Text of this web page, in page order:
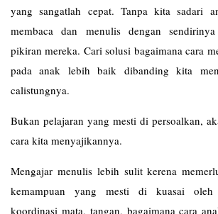
yang sangatlah cepat. Tanpa kita sadari
membaca dan menulis dengan
pikiran mereka. Cari solusi bagaimana cara
pada anak lebih baik dibanding kita
calistungnya.
Bukan pelajaran yang mesti di persoalkan,
cara kita menyajikannya.
Mengajar menulis lebih sulit kerena
kemampuan yang mesti di kuasai oleh
koordinasi mata, tangan, bagaimana cara